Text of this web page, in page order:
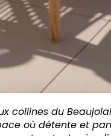
collines du
où détente et